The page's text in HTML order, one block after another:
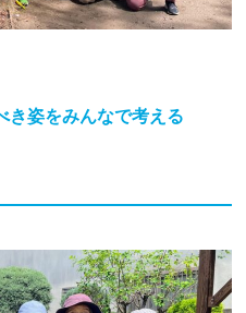
き姿をみんなで考える